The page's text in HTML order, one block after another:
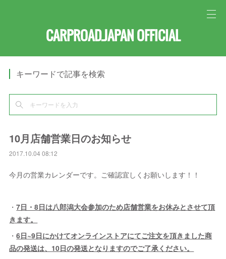
CARPROAD.JAPAN OFFICIAL
キーワードで記事を検索
10月店舗営業日のお知らせ
2017.10.04 08:12
今月の営業カレンダーです。ご確認宜しくお願いします！！
・7日・8日は八郎潟大会参加のため店舗営業をお休みとさせて頂
きます。
・6日~9日にかけてオンラインストアにてご注文を頂きました商
品の発送は、10日の発送となりますのでご了承ください。